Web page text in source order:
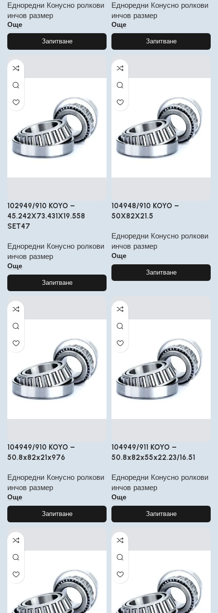
Едноредни Конусно ролкови
инчов размер
Още
Запитване
Едноредни Конусно ролкови
инчов размер
Още
Запитване
102949/910 KOYO –
45.242X73.431X19.558
SET47
Едноредни Конусно ролкови
инчов размер
Още
Запитване
104948/910 KOYO –
50X82X21.5
Едноредни Конусно ролкови
инчов размер
Още
Запитване
104949/910 KOYO –
50.8x82x21x976
Едноредни Конусно ролкови
инчов размер
Още
Запитване
104949/911 KOYO –
50.8x82x55x22.23/16.51
Едноредни Конусно ролкови
инчов размер
Още
Запитване